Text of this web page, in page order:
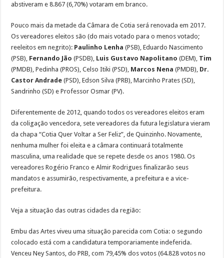
abstiveram e 8.867 (6,70%) votaram em branco.
Pouco mais da metade da Câmara de Cotia será renovada em 2017.
Os vereadores eleitos são (do mais votado para o menos votado;
reeleitos em negrito): Paulinho Lenha (PSB), Eduardo Nascimento
(PSB), Fernando Jão (PSDB), Luis Gustavo Napolitano (DEM), Tim
(PMDB), Pedinha (PROS), Celso Itiki (PSD), Marcos Nena (PMDB), Dr.
Castor Andrade (PSD), Edson Silva (PRB), Marcinho Prates (SD),
Sandrinho (SD) e Professor Osmar (PV).
Diferentemente de 2012, quando todos os vereadores eleitos eram
da coligação vencedora, sete vereadores da futura legislatura vieram
da chapa “Cotia Quer Voltar a Ser Feliz”, de Quinzinho. Novamente,
nenhuma mulher foi eleita e a câmara continuará totalmente
masculina, uma realidade que se repete desde os anos 1980. Os
vereadores Rogério Franco e Almir Rodrigues finalizarão seus
mandatos e assumirão, respectivamente, a prefeitura e a vice-
prefeitura.
Veja a situação das outras cidades da região:
Embu das Artes viveu uma situação parecida com Cotia: o segundo
colocado está com a candidatura temporariamente indeferida.
Venceu Ney Santos, do PRB, com 79,45% dos votos (64.828 votos no